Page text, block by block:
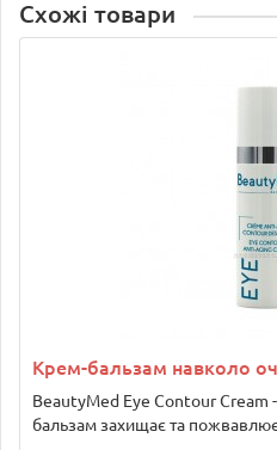
Схожі товари
Крем-бальзам навколо
BeautyMed Eye Contour Cream
бальзам захищає та